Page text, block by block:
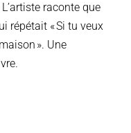
L’artiste raconte que
répétait « Si tu veux
». Une